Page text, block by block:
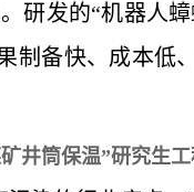
研发的“机器人
备快、成本低
井筒保温”研究生